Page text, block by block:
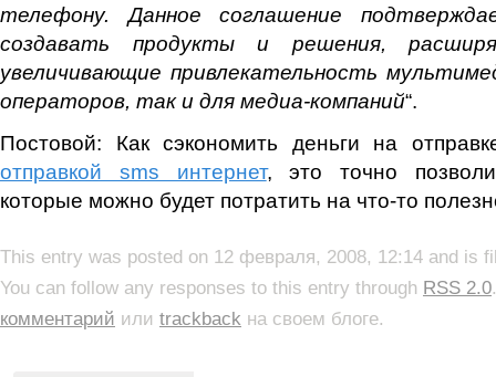
телефону. Данное соглашение
создавать продукты и решения,
увеличивающие привлекательность
операторов, так и для медиа-компаний“.
Постовой: Как сэкономить деньги на
отправкой sms интернет, это точно
которые можно будет потратить на что-то
This entry was posted on 12 февраля, 2008, 12:14 and is
You can follow any responses to this entry through RSS 2.0
комментарий или trackback на своем блоге.